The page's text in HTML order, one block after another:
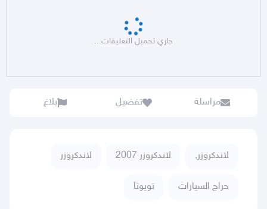
جاري تحميل التعليقات...
مراسلة تفضيل بلاغ
لاندكروزر, لاندكروزر 2007 لاندكروزر
حراج السيارات تويوتا